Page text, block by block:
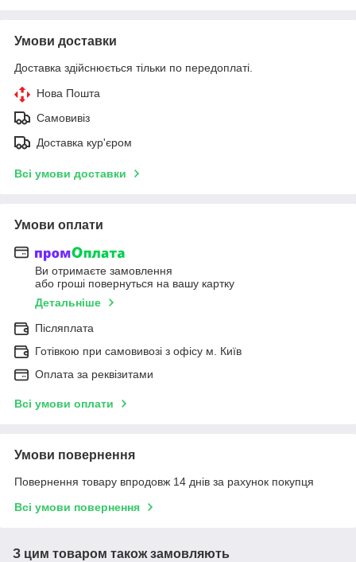
Умови доставки
Доставка здійснюється тільки по передоплаті.
Нова Пошта
Самовивіз
Доставка кур'єром
Всі умови доставки
Умови оплати
Ви отримаєте замовлення
або гроші повернуться на вашу картку
Детальніше
Післяплата
Готівкою при самовивозі з офісу м. Київ
Оплата за реквізитами
Всі умови оплати
Умови повернення
Повернення товару впродовж 14 днів за рахунок покупця
Всі умови повернення
З цим товаром також замовляють